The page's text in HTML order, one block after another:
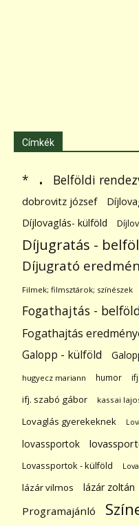
Címkék
* . Belföldi
dobrovitz józsef
Díjlovaglás- külföld
Díjugratás -
Díjugrató
Filmek; filmsztárok; színészek
Fogathajtás -
Fogathajtás
Galopp - külföld
hugyecz mariann humor
ifj. szabó gábor kassai
Lovaglás gyerekeknek
lovassportok
Lovassportok - külföld
lázár vilmos lázár zoltán
Programajánló